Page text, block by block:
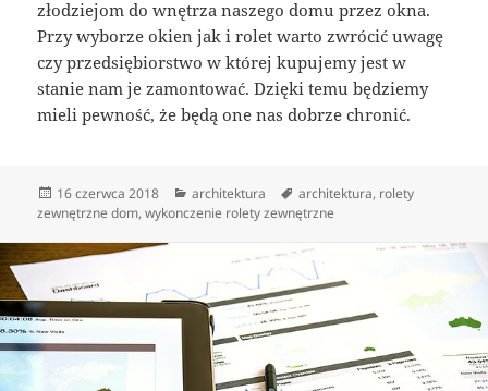
złodziejom do wnętrza naszego domu przez okna.
Przy wyborze okien jak i rolet warto zwrócić uwagę
czy przedsiębiorstwo w której kupujemy jest w
stanie nam je zamontować. Dzięki temu będziemy
mieli pewność, że będą one nas dobrze chronić.
Data
publikacji
16 czerwca 2018 Kategorie
architektura Tagi
architektura, rolety
zewnętrzne dom,wykonczenie rolety zewnętrzne